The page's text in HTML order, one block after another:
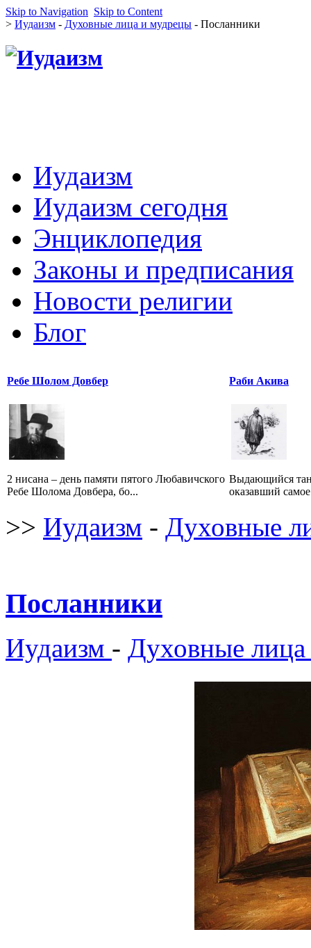
Skip to Navigation Skip to Content
> Иудаизм - Духовные лица и мудрецы - Посланники
Иудаизм
Иудаизм сегодня
Энциклопедия
Законы и предписания
Новости религии
Блог
Ребе Шолом Довбер
2 нисана – день памяти пятого Любавичского
Ребе Шолома Довбера, бо...
Раби Акива
Выдающийся
оказавший
>> Иудаизм - Духовные
Посланники
Иудаизм - Духовные